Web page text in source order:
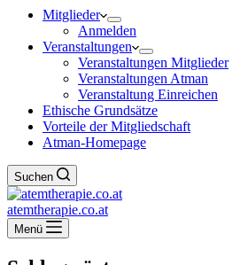
Mitglieder
Anmelden
Veranstaltungen
Veranstaltungen Mitglieder
Veranstaltungen Atman
Veranstaltung Einreichen
Ethische Grundsätze
Vorteile der Mitgliedschaft
Atman-Homepage
Suchen
atemtherapie.co.at
Menü